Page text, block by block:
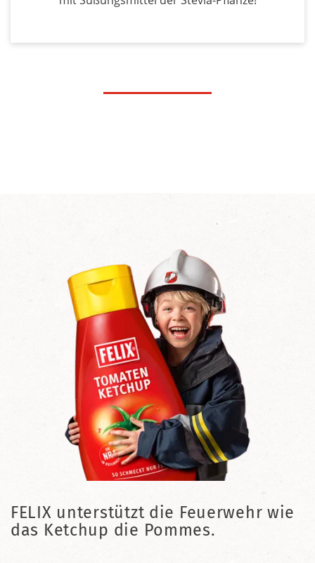
FELIX unterstützt die Feuerwehr wie
das Ketchup die Pommes.